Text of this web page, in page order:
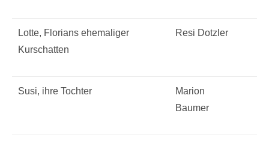
Lotte, Florians ehemaliger
Kurschatten
Resi Dotzler
Susi, ihre Tochter
Marion
Baumer